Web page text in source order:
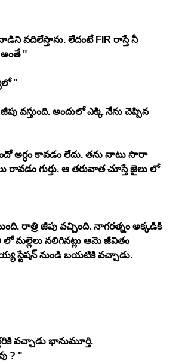
వదిలేస్తాను. లేదంటే FIR రాస్తే నీ
అంతే "
"
వస్తుంది. అందులో ఎక్కి నేను చెప్పిన
అర్ధం కావడం లేదు. తను నాటు సారా
రావడం గుర్తు. ఆ తరువాత చూస్తే జైలు లో
రాత్రి జీపు వచ్చింది. నాగరత్నం అక్కడికి
లో మల్లెలు నలిగినట్లు ఆమె జీవితం
స్టేషన్ నుండి బయటికి వచ్చాడు.
వచ్చాడు భానుమూర్తి.
? "